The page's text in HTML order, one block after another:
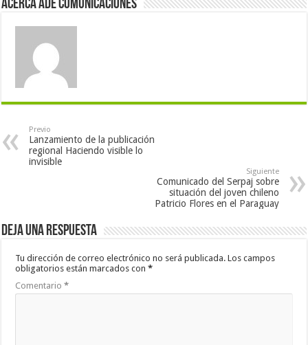
Acerca Ade Comunicaciones
Previo
Lanzamiento de la publicación
regional Haciendo visible lo
invisible
Siguiente
Comunicado del Serpaj sobre
situación del joven chileno
Patricio Flores en el Paraguay
Deja una respuesta
Tu dirección de correo electrónico no será publicada. Los campos
obligatorios están marcados con*
Comentario*